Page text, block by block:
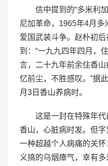
信中提到的“多米利
尼加革命，1965年4月多
爱国武装斗争。赵朴初
到：“一九九四年四月，
言，二十九年前余住香
忆前尘，不胜感叹。”据
月3日香山养病时。
这是一封在特殊年
香山，心脏病时发。但
一种超越个人病痛的关
义搞的乌烟瘴气，幸有多